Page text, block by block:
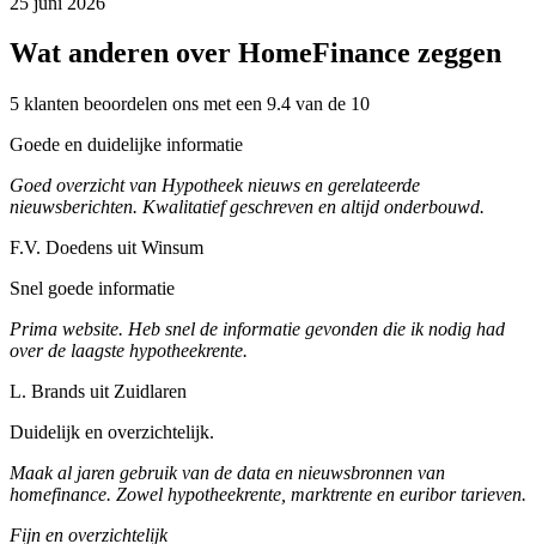
Wat anderen over HomeFinance zeggen
5 klanten beoordelen ons met een 9.4 van de 10
Goede en duidelijke informatie
Goed overzicht van Hypotheek nieuws en gerelateerde
nieuwsberichten. Kwalitatief geschreven en altijd onderbouwd.
F.V. Doedens uit Winsum
Snel goede informatie
Prima website. Heb snel de informatie gevonden die ik nodig had
over de laagste hypotheekrente.
L. Brands uit Zuidlaren
Duidelijk en overzichtelijk.
Maak al jaren gebruik van de data en nieuwsbronnen van
homefinance. Zowel hypotheekrente, marktrente en euribor tarieven.
Fijn en overzichtelijk